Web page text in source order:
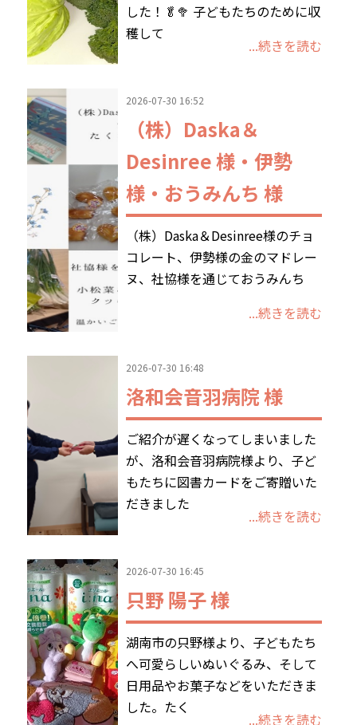
した！🥬🥦 子どもたちのために収
穫して
...続きを読む
2026-07-30 16:52
（株）Daska＆
Desinree 様・伊勢
様・おうみんち 様
（株）Daska＆Desinree様のチョ
コレート、伊勢様の金のマドレー
ヌ、社協様を通じておうみんち
...続きを読む
2026-07-30 16:48
洛和会音羽病院 様
ご紹介が遅くなってしまいました
が、洛和会音羽病院様より、子ど
もたちに図書カードをご寄贈いた
だきました
...続きを読む
2026-07-30 16:45
只野 陽子 様
湖南市の只野様より、子どもたち
へ可愛らしいぬいぐるみ、そして
日用品やお菓子などをいただきま
した。たく
...続きを読む